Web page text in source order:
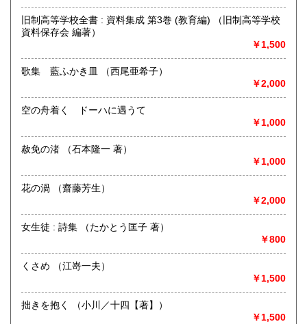
600円
新潟県内にて出張積極的に買取を行っています。査定及び出
張料は無料です。20冊以上であればお伺いいたします。ご連
取り扱い分野
の他）
旧制高等学校全書 : 資料集成 第3巻 (教育編) （旧制高等学校
資料保存会 編著）
￥1,500
歌集 藍ふかき皿 （西尾亜希子）
￥2,000
空の舟着く ドーハに遇うて
￥1,000
赦免の渚 （石本隆一 著）
￥1,000
花の渦 （齋藤芳生）
￥2,000
女生徒 : 詩集 （たかとう匡子 著）
￥800
くさめ （江嵜一夫）
￥1,500
拙きを抱く （小川／十四【著】）
￥1,500